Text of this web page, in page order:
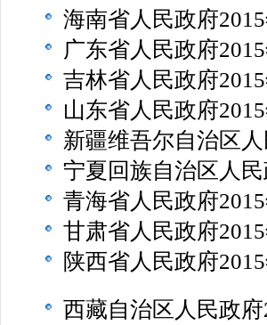
海南省人民政府
广东省人民政府
吉林省人民政府
山东省人民政府
新疆维吾尔自治区
宁夏回族自治区人
青海省人民政府
甘肃省人民政府
陕西省人民政府
西藏自治区人民政